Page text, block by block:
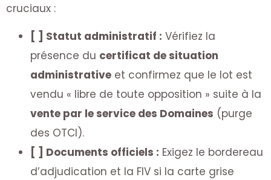
cruciaux :
[ ] Statut administratif : Vérifiez la
présence du certificat de situation
administrative et confirmez que le lot est
vendu « libre de toute opposition » suite à la
vente par le service des Domaines (purge
des OTCI).
[ ] Documents officiels : Exigez le bordereau
d’adjudication et la FIV si la carte grise